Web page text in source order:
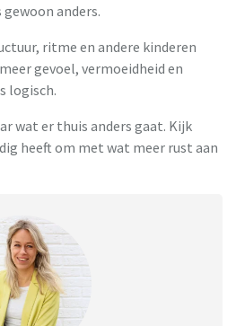
anders.
ritme en andere kinderen
gevoel, vermoeidheid en
logisch.
wat er thuis anders gaat. Kijk
heeft om met wat meer rust aan